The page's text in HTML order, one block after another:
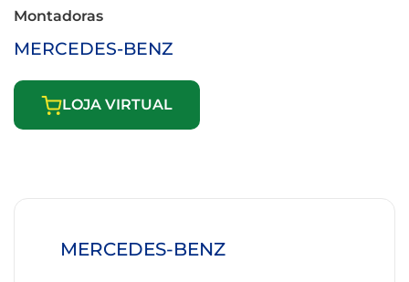
Montadoras
MERCEDES-BENZ
LOJA VIRTUAL
MERCEDES-BENZ